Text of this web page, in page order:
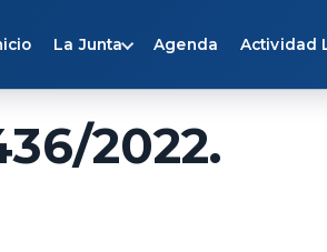
La Junta Agenda Actividad
2022.